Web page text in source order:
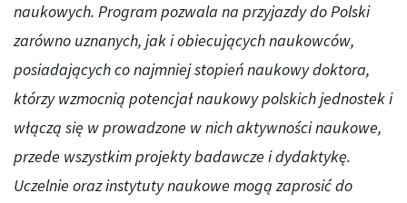
naukowych. Program pozwala na przyjazdy do Polski
zarówno uznanych, jak i obiecujących naukowców,
posiadających co najmniej stopień naukowy doktora,
którzy wzmocnią potencjał naukowy polskich jednostek i
włączą się w prowadzone w nich aktywności naukowe,
przede wszystkim projekty badawcze i dydaktykę.
Uczelnie oraz instytuty naukowe mogą zaprosić do